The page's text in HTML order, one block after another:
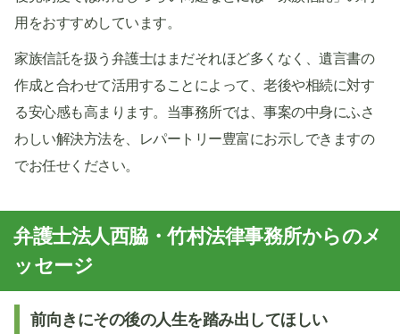
用をおすすめしています。
家族信託を扱う弁護士はまだそれほど多くなく、遺言書の
作成と合わせて活用することによって、老後や相続に対す
る安心感も高まります。当事務所では、事案の中身にふさ
わしい解決方法を、レパートリー豊富にお示しできますの
でお任せください。
弁護士法人西脇・竹村法律事務所からのメ
ッセージ
前向きにその後の人生を踏み出してほしい